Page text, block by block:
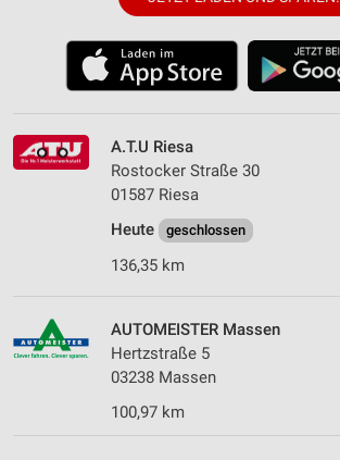
A.T.U Riesa
Rostocker Straße 30
01587 Riesa
Heute
geschlossen
136,35 km
AUTOMEISTER Massen
Hertzstraße 5
03238 Massen
100,97 km